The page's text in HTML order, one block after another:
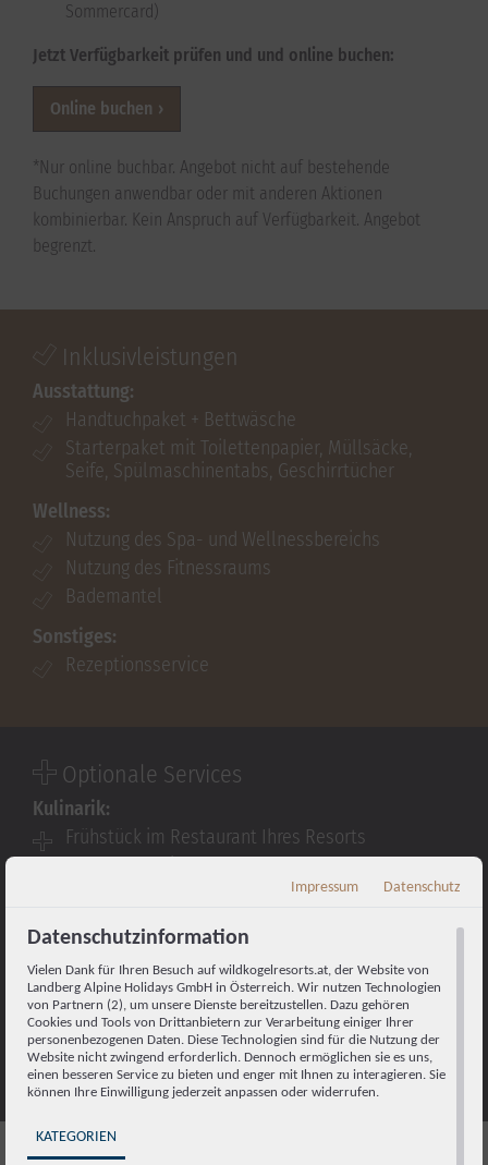
Sommercard)
Jetzt Verfügbarkeit prüfen und und online buchen:
Online buchen
*Nur online buchbar. Angebot nicht auf bestehende
Buchungen anwendbar oder mit anderen Aktionen
kombinierbar. Kein Anspruch auf Verfügbarkeit. Angebot
begrenzt.
Inklusivleistungen
Ausstattung:
Handtuchpaket + Bettwäsche
Starterpaket mit Toilettenpapier, Müllsäcke,
Seife, Spülmaschinentabs, Geschirrtücher
Wellness:
Nutzung des Spa- und Wellnessbereichs
Nutzung des Fitnessraums
Bademantel
Sonstiges:
Rezeptionsservice
Optionale Services
Kulinarik:
Frühstück im Restaurant Ihres Resorts
Zwischenreinigung / tägliche Reinigung
täglicher Handtuchwechsel
Bettwäschewechsel
Parkplätze:
Tiefgaragenstellplatz: € 10/Tag
Impressum Datenschutz
Datenschutzinformation
Vielen Dank für Ihren Besuch auf wildkogelresorts.at, der Website von
Landberg Alpine Holidays GmbH in Österreich. Wir nutzen Technologien
von Partnern (2), um unsere Dienste bereitzustellen. Dazu gehören
Cookies und Tools von Drittanbietern zur Verarbeitung einiger Ihrer
personenbezogenen Daten. Diese Technologien sind für die Nutzung der
Website nicht zwingend erforderlich. Dennoch ermöglichen sie es uns,
einen besseren Service zu bieten und enger mit Ihnen zu interagieren. Sie
können Ihre Einwilligung jederzeit anpassen oder widerrufen.
KATEGORIEN